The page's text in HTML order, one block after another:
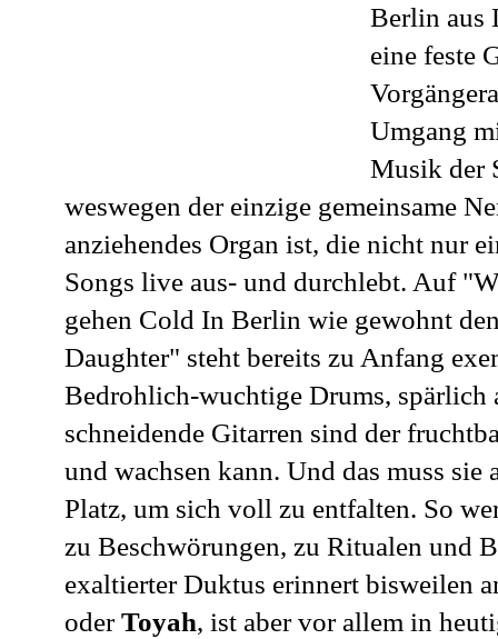
Berlin aus
eine feste
Umgang
Musik der
weswegen der einzige gemeinsame
anziehendes Organ ist, die nicht nur
Songs live aus- und durchlebt. Auf
gehen Cold In Berlin wie gewohnt
Daughter" steht bereits zu Anfang
Bedrohlich-wuchtige Drums,
schneidende Gitarren sind der
und wachsen kann. Und das muss
Platz, um sich voll zu entfalten. So
zu Beschwörungen, zu Ritualen und
exaltierter Duktus erinnert bisweilen
oderToyah, ist aber vor allem in